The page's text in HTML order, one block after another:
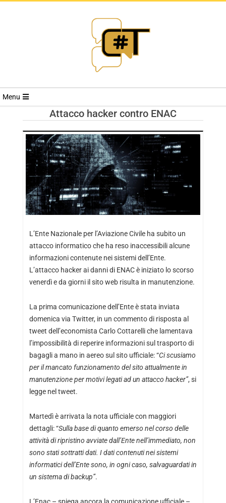
RIVISTA
TRENDS
Menu
Attacco hacker contro ENAC
L’Ente Nazionale per l’Aviazione Civile ha subito un
attacco informatico che ha reso inaccessibili alcune
informazioni contenute nei sistemi dell’Ente.
L’attacco hacker ai danni di ENAC è iniziato lo scorso
venerdì e da giorni il sito web risulta in manutenzione.
La prima comunicazione dell’Ente è stata inviata
domenica via Twitter, in un commento di risposta al
tweet dell’economista Carlo Cottarelli che lamentava
l’impossibilità di reperire informazioni sul trasporto di
bagagli a mano in aereo sul sito ufficiale: “Ci scusiamo
per il mancato funzionamento del sito attualmente in
manutenzione per motivi legati ad un attacco hacker”, si
legge nel tweet.
Martedì è arrivata la nota ufficiale con maggiori
dettagli: “Sulla base di quanto emerso nel corso delle
attività di ripristino avviate dall’Ente nell’immediato, non
sono stati sottratti dati. I dati contenuti nei sistemi
informatici dell’Ente sono, in ogni caso, salvaguardati in
un sistema di backup”.